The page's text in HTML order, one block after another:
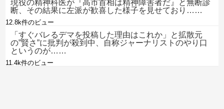
現役の精神科医が『高市首相は精神障害者だ』と無断診
断、その結果に左派が歓喜した様子を見せており……
12.8k件のビュー
「すぐバレるデマを投稿した理由はこれか」と拡散元
の”賢さ”に批判が殺到中、自称ジャーナリストのやり口
というのが……
11.4k件のビュー